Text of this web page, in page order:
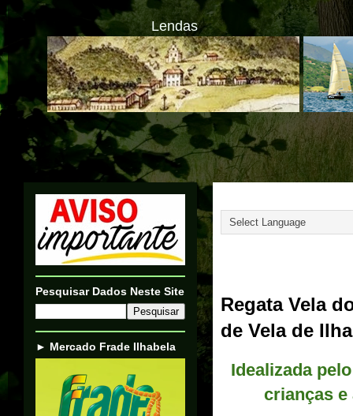
Lendas
Regata Vela
de Vela de
Idealizada
crianças e
Pesquisar Dados Neste Site
► Mercado Frade Ilhabela